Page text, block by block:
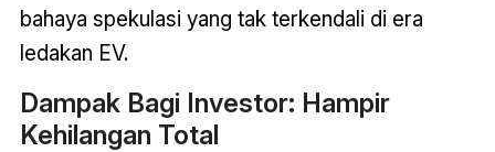
bahaya spekulasi yang tak terkendali di era
ledakan EV.
Dampak Bagi Investor: Hampir
Kehilangan Total